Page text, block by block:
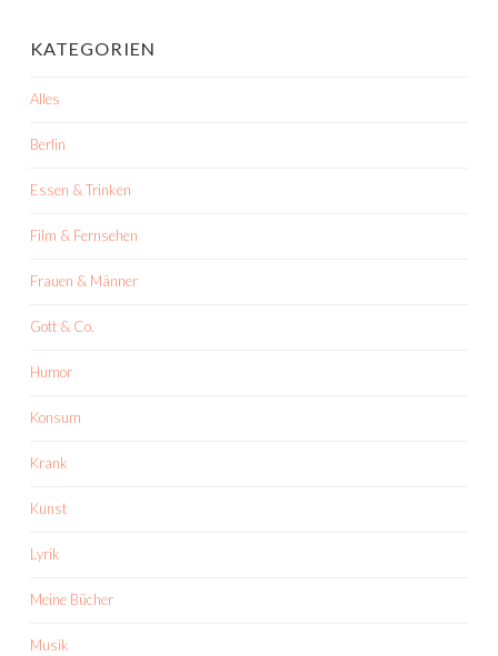
KATEGORIEN
Alles
Berlin
Essen & Trinken
Film & Fernsehen
Frauen & Männer
Gott & Co.
Humor
Konsum
Krank
Kunst
Lyrik
Meine Bücher
Musik